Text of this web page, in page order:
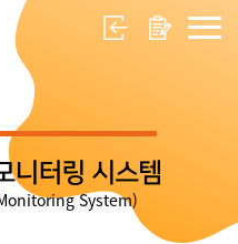
니터링 시스템
System)